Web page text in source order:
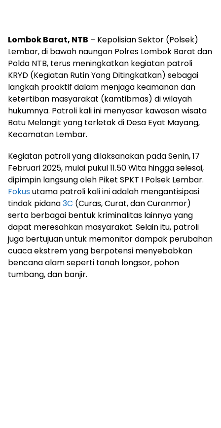
Lombok Barat, NTB – Kepolisian Sektor (Polsek)
Lembar, di bawah naungan Polres Lombok Barat dan
Polda NTB, terus meningkatkan kegiatan patroli
KRYD (Kegiatan Rutin Yang Ditingkatkan) sebagai
langkah proaktif dalam menjaga keamanan dan
ketertiban masyarakat (kamtibmas) di wilayah
hukumnya. Patroli kali ini menyasar kawasan wisata
Batu Melangit yang terletak di Desa Eyat Mayang,
Kecamatan Lembar.
Kegiatan patroli yang dilaksanakan pada Senin, 17
Februari 2025, mulai pukul 11.50 Wita hingga selesai,
dipimpin langsung oleh Piket SPKT I Polsek Lembar.
Fokus utama patroli kali ini adalah mengantisipasi
tindak pidana3C (Curas, Curat, dan Curanmor)
serta berbagai bentuk kriminalitas lainnya yang
dapat meresahkan masyarakat. Selain itu, patroli
juga bertujuan untuk memonitor dampak perubahan
cuaca ekstrem yang berpotensi menyebabkan
bencana alam seperti tanah longsor, pohon
tumbang, dan banjir.